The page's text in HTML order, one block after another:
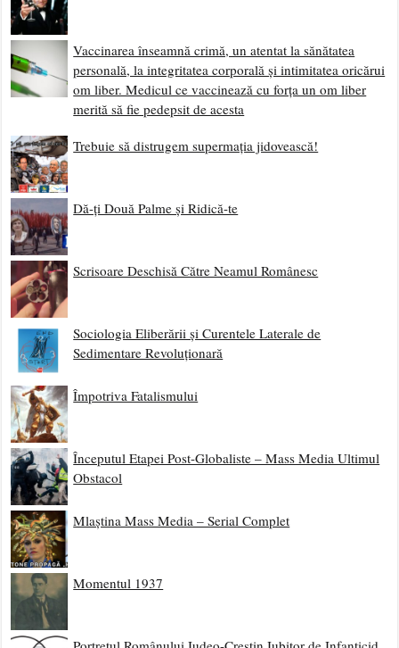
Vaccinarea înseamnă crimă, un atentat la sănătatea
personală, la integritatea corporală și intimitatea oricărui
om liber. Medicul ce vaccinează cu forța un om liber
merită să fie pedepsit de acesta
Trebuie să distrugem supermația jidovească!
Dă-ți Două Palme și Ridică-te
Scrisoare Deschisă Către Neamul Românesc
Sociologia Eliberării și Curentele Laterale de
Sedimentare Revoluționară
Împotriva Fatalismului
Începutul Etapei Post-Globaliste – Mass Media Ultimul
Obstacol
Mlaștina Mass Media – Serial Complet
Momentul 1937